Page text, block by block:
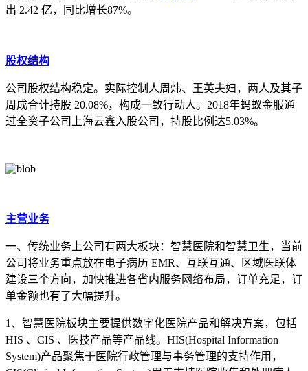
出 2.42 亿，同比增长87%。
股权结构
公司股权结构稳定。实际控制人周炜、王英夫妇，两人及其子
周成合计持股 20.08%，构成一致行动人。2018年蚂蚁金服通
过全资子公司上海云鑫入股公司，持股比例达5.03%。
主营业务
一、传统业务上公司有两大板块：智慧医院和智慧卫生，当前
公司将业务重点放在电子病历 EMR、互联互通、区域医联体
建设三个方向，加快推进各省内服务网络布局，订单充足，订
单金额也有了大幅提升。
1、智慧医院板块主要提供数字化医院产品和解决方案，包括
HIS 、CIS 、医技产品等产品线。HIS(Hospital Information
System)产品聚焦于医院行政管理与事务管理的支持作用，